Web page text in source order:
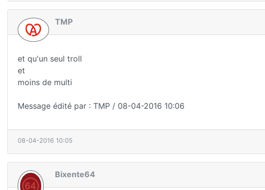
TMP
et qu'un seul troll
et
moins de multi
Message édité par : TMP / 08-04-2016 10:06
08-04-2016 10:05
Bixente64